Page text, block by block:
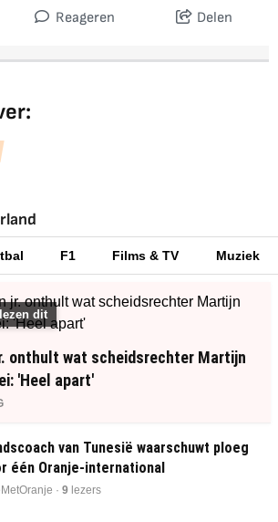
Reageren Delen
F1 Films & TV Muziek
dit
onthult wat scheidsrechter Martijn
'Heel apart'
van Tunesië waarschuwt ploeg
één Oranje-international
· 9 lezers